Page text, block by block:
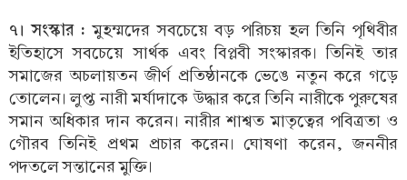
৭। সংস্কার :মুহম্মদের সবচেয়ে বড় পরিচয় হল তিনি পৃথিবীর
ইতিহাসে সবচেয়ে সার্থক এবং বিপ্লবী সংস্কারক। তিনিই তার
সমাজের অচলায়তন জীর্ণ প্রতিষ্ঠানকে ভেঙে নতুন করে গড়ে
তোলেন। লুপ্ত নারী মর্যাদাকে উদ্ধার করে তিনি নারীকে পুরুষের
সমান অধিকার দান করেন। নারীর শাশ্বত মাতৃত্বের পবিত্রতা ও
গৌরব তিনিই প্রথম প্রচার করেন। ঘোষণা করেন, জননীর
পদতলে সন্তানের মুক্তি।